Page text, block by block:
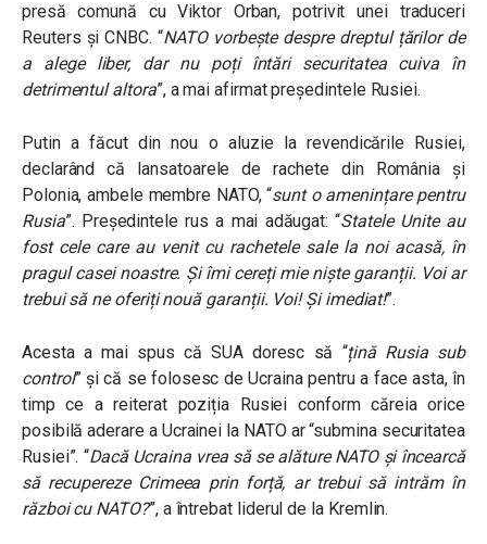
presă comună cu Viktor Orban, potrivit unei traduceri
Reuters și CNBC.“NATO vorbește despre dreptul țărilor de
a alege liber, dar nu poți întări securitatea cuiva în
detrimentul altora”, a mai afirmat președintele Rusiei.
Putin a făcut din nou o aluzie la revendicările Rusiei,
declarând că lansatoarele de rachete din România și
Polonia, ambele membre NATO, “sunt o amenințare pentru
Rusia”. Președintele rus a mai adăugat: “Statele Unite au
fost cele care au venit cu rachetele sale la noi acasă, în
pragul casei noastre. Și îmi cereți mie niște garanții. Voi ar
trebui să ne oferiți nouă garanții. Voi! Și imediat!”.
Acesta a mai spus că SUA doresc să “țină Rusia sub
control” și că se folosesc de Ucraina pentru a face asta, în
timp ce a reiterat poziția Rusiei conform căreia orice
posibilă aderare a Ucrainei la NATO ar “submina securitatea
Rusiei”. “Dacă Ucraina vrea să se alăture NATO și încearcă
să recupereze Crimeea prin forță, ar trebui să intrăm în
război cu NATO?”, a întrebat liderul de la Kremlin.